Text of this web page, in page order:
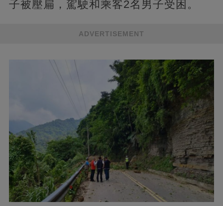
子被壓扁，駕駛和乘客2名男子受困。
ADVERTISEMENT